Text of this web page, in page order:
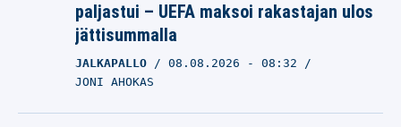
paljastui – UEFA maksoi rakastajan ulos
jättisummalla
JALKAPALLO 08.08.2026 - 08:32
JONI AHOKAS